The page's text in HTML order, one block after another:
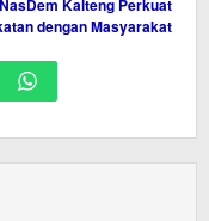
NasDem Kalteng Perkuat
dengan Masyarakat